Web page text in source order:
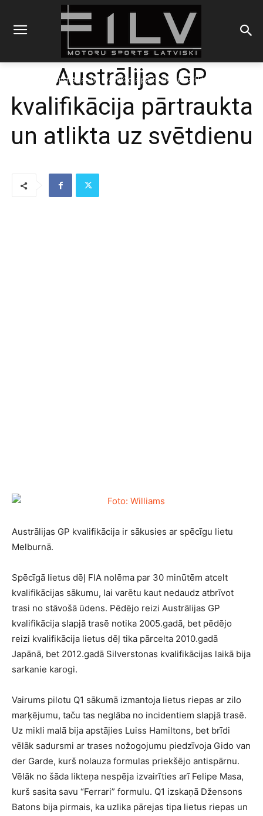
Austrālijas GP kvalifikācija pārtraukta un atlikta uz svētdienu
Austrālijas GP
kvalifikācija pārtraukta
un atlikta uz svētdienu
Austrālijas GP kvalifikācija ir sākusies ar spēcīgu lietu
Melburnā.
Spēcīgā lietus dēļ FIA nolēma par 30 minūtēm atcelt
kvalifikācijas sākumu, lai varētu kaut nedaudz atbrīvot
trasi no stāvošā ūdens. Pēdējo reizi Austrālijas GP
kvalifikācija slapjā trasē notika 2005.gadā, bet pēdējo
reizi kvalifikācija lietus dēļ tika pārcelta 2010.gadā
Japānā, bet 2012.gadā Silverstonas kvalifikācijas laikā bija
sarkanie karogi.
Vairums pilotu Q1 sākumā izmantoja lietus riepas ar zilo
marķējumu, taču tas neglāba no incidentiem slapjā trasē.
Uz mikli malā bija apstājies Luiss Hamiltons, bet brīdi
vēlāk sadursmi ar trases nožogojumu piedzīvoja Gido van
der Garde, kurš nolauza formulas priekšējo antispārnu.
Vēlāk no šāda likteņa nespēja izvairīties arī Felipe Masa,
kurš sasita savu “Ferrari” formulu. Q1 izskaņā Džensons
Batons bija pirmais, ka uzlika pārejas tipa lietus riepas un